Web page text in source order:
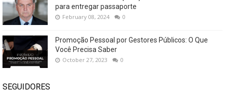
para entregar passaporte
February 08, 2024 0
Promoção Pessoal por Gestores Públicos: O Que
Você Precisa Saber
October 27, 2023 0
SEGUIDORES